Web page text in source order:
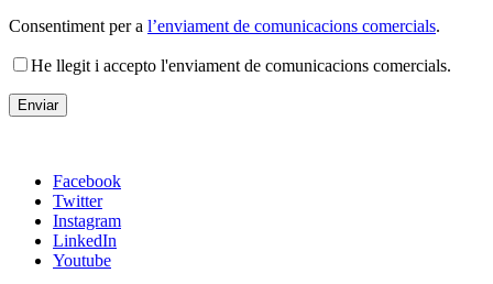
Consentiment per a l’enviament de comunicacions comercials.
He llegit i accepto l'enviament de comunicacions comercials.
Facebook
Twitter
Instagram
LinkedIn
Youtube